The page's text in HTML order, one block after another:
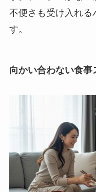
不便さも受け入れる
す。
向かい合わない食事